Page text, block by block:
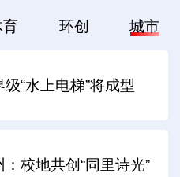
育 环创 城市
级“水上电梯”将成型
：校地共创“同里诗光”